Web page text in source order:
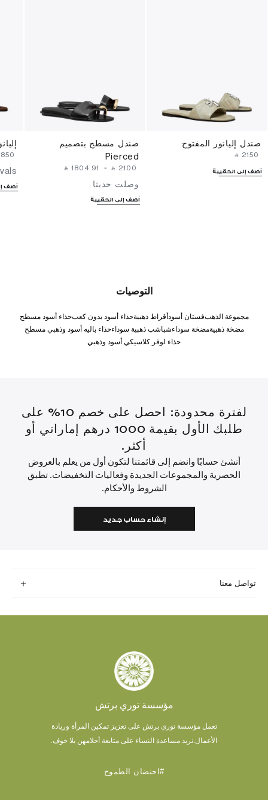
صندل إليانور المفتوح
‎ ⃁ ⁦2150⁩ ‎
أضف إلى الحقيبة
صندل مسطح بتصميم
Pierced
‎ ⃁ ⁦1804.91⁩ ‎ - ‎ ⃁ ⁦2100⁩ ‎
وصلت حديثا
أضف إلى الحقيبة
أضف
التوصيات
مجموعة الذهبفستان أسود أقراط ذهبيةحذاء أسود بدون كعبحذاء أسود مسطح
مضخة ذهبيةمضخة سوداءشباشب ذهبية سوداءحذاء باليه أسود وذهبي مسطح
حذاء لوفر كلاسيكي أسود وذهبي
لفترة محدودة: احصل على خصم 10% على
طلبك الأول بقيمة 1000 درهم إماراتي أو
أكثر.
أنشئ حسابًا وانضم إلى قائمتنا لتكون أول من يعلم بالعروض
الحصرية والمجموعات الجديدة وفعاليات التخفيضات. تطبق
الشروط والأحكام.
إنشاء حساب جديد
تواصل معنا
مؤسسة توري برتش
تعمل مؤسسة توري برتش على تعزيز تمكين المرأة وريادة
الأعمال. نريد مساعدة النساء على متابعة أحلامهن بلا خوف.
#احتضان الطموح